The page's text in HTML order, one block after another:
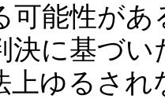
可能性が
決に基づ
上ゆるされ